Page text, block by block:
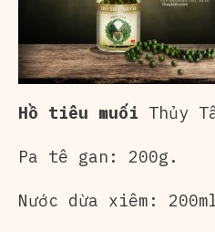
Hồ tiêu muối Thủy
Pa tê gan: 200g.
Nước dừa xiêm: